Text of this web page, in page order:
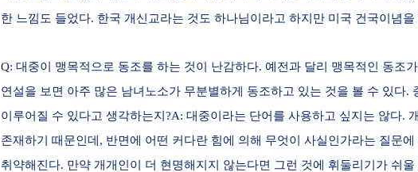
한 느낌도 들었다. 한국 개신교라는 것도 하나님이라고 하지만 미국 건국이념
Q: 대중이 맹목적으로 동조를 하는 것이 난감하다. 예전과 달리 맹목적인 동조
연설을 보면 아주 많은 남녀노소가 무분별하게 동조하고 있는 것을 볼 수 있다.
이루어질 수 있다고 생각하는지?A: 대중이라는 단어를 사용하고 싶지는 않다.
존재하기 때문인데, 반면에 어떤 커다란 힘에 의해 무엇이 사실인가라는 질문에
취약해진다. 만약 개개인이 더 현명해지지 않는다면 그런 것에 휘둘리기가 쉬